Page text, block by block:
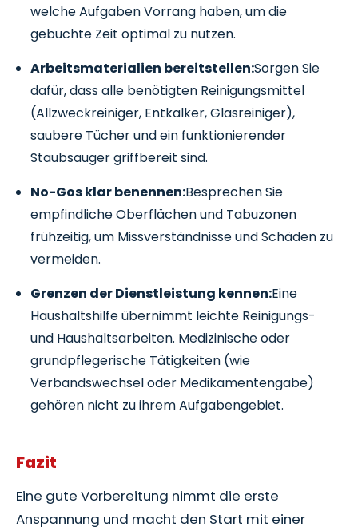
welche Aufgaben Vorrang haben, um die
gebuchte Zeit optimal zu nutzen.
Arbeitsmaterialien bereitstellen:Sorgen Sie
dafür, dass alle benötigten Reinigungsmittel
(Allzweckreiniger, Entkalker, Glasreiniger),
saubere Tücher und ein funktionierender
Staubsauger griffbereit sind.
No-Gos klar benennen:Besprechen Sie
empfindliche Oberflächen und Tabuzonen
frühzeitig, um Missverständnisse und Schäden zu
vermeiden.
Grenzen der Dienstleistung kennen:Eine
Haushaltshilfe übernimmt leichte Reinigungs-
und Haushaltsarbeiten. Medizinische oder
grundpflegerische Tätigkeiten (wie
Verbandswechsel oder Medikamentengabe)
gehören nicht zu ihrem Aufgabengebiet.
Fazit
Eine gute Vorbereitung nimmt die erste
Anspannung und macht den Start mit einer